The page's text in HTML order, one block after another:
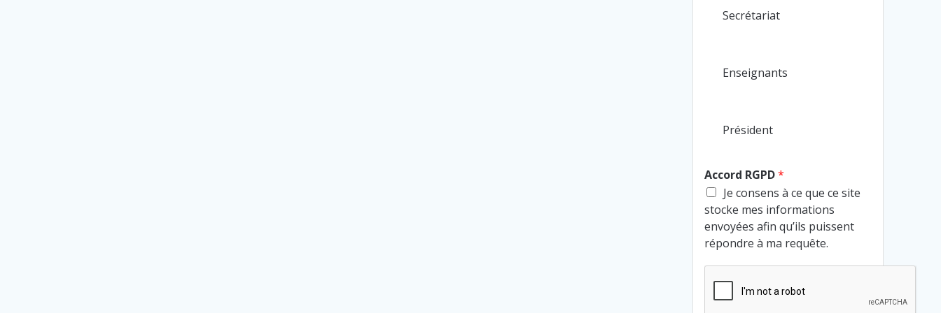
Secrétariat
Enseignants
Président
Accord RGPD*
Je consens à ce que ce site
stocke mes informations
envoyées afin qu’ils puissent
répondre à ma requête.